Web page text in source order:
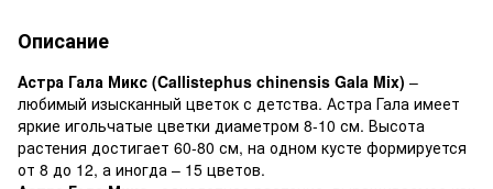
Описание
Астра Гала Микс (Callistephus chinensis Gala Mix) –
любимый изысканный цветок с детства. Астра Гала имеет
яркие игольчатые цветки диаметром 8-10 см. Высота
растения достигает 60-80 см, на одном кусте формируется
от 8 до 12, а иногда – 15 цветов.